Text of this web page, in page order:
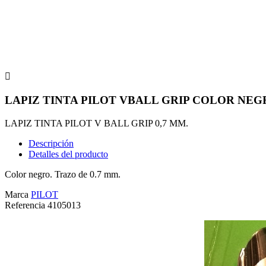

LAPIZ TINTA PILOT VBALL GRIP COLOR
LAPIZ TINTA PILOT V BALL GRIP 0,7 MM.
Descripción
Detalles del producto
Color negro. Trazo de 0.7 mm.
Marca PILOT
Referencia 4105013